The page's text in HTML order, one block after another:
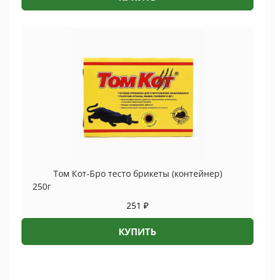
Том Кот-Бро тесто брикеты (контейнер)
250г
251 ₽
КУПИТЬ